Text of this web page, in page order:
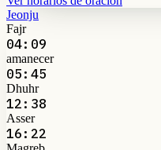
Jeonju
Fajr
04:09
amanecer
05:45
Dhuhr
12:38
Asser
16:22